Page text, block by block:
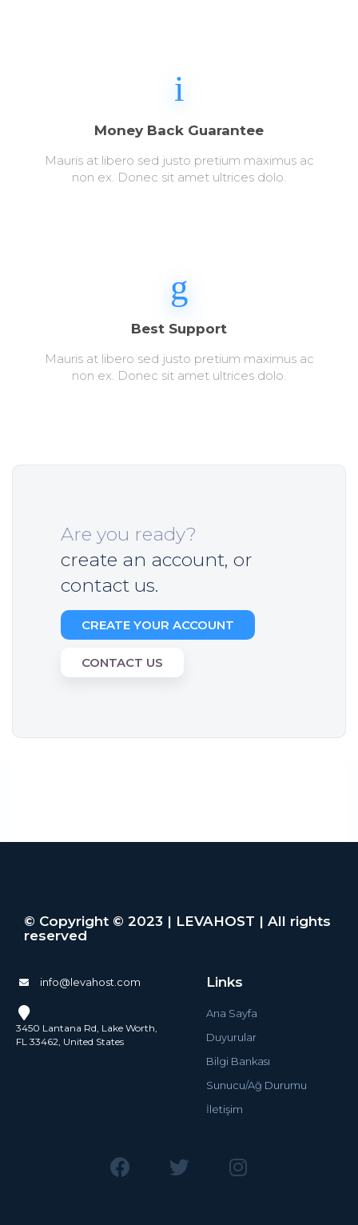
Money Back Guarantee
Mauris at libero sed justo pretium maximus ac
non ex. Donec sit amet ultrices dolo.
Best Support
Mauris at libero sed justo pretium maximus ac
non ex. Donec sit amet ultrices dolo.
Are you ready?
create an account, or
contact us.
CREATE YOUR ACCOUNT
CONTACT US
© Copyright © 2023 | LEVAHOST | All rights
reserved
info@levahost.com
3450 Lantana Rd, Lake Worth,
FL 33462, United States
Links
Ana Sayfa
Duyurular
Bilgi Bankası
Sunucu/Ağ Durumu
İletişim